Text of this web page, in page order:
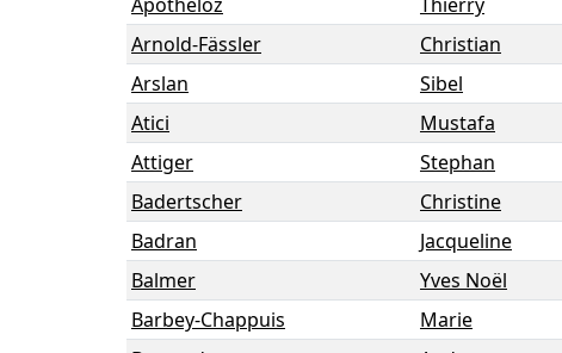
Arnold-Fässler
Christian
Arslan
Sibel
Atici
Mustafa
Attiger
Stephan
Badertscher
Christine
Badran
Jacqueline
Balmer
Yves Noël
Barbey-Chappuis
Marie